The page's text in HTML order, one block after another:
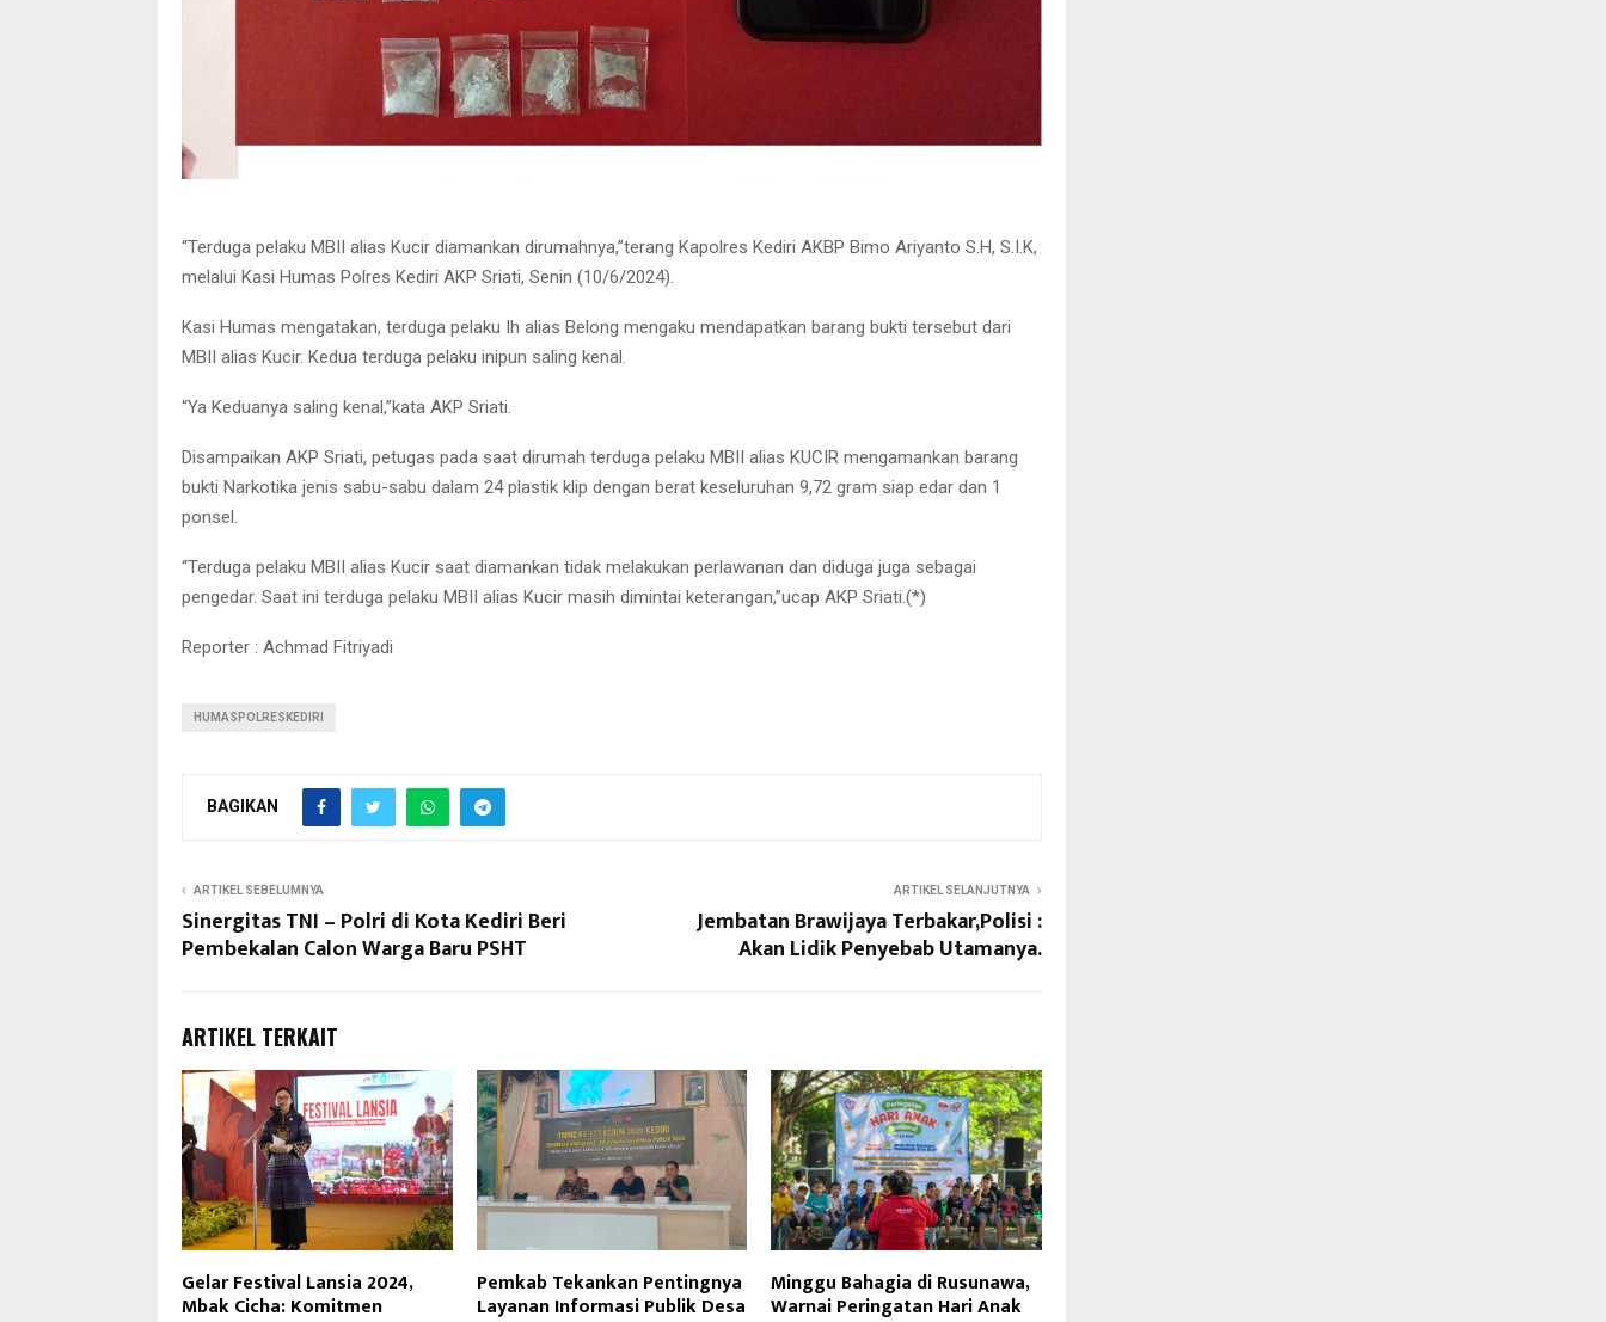
“Terduga pelaku MBII alias Kucir diamankan dirumahnya,”terang Kapolres Kediri AKBP Bimo Ariyanto S.H, S.I.K,
melalui Kasi Humas Polres Kediri AKP Sriati, Senin (10/6/2024).
Kasi Humas mengatakan, terduga pelaku Ih alias Belong mengaku mendapatkan barang bukti tersebut dari
MBII alias Kucir. Kedua terduga pelaku inipun saling kenal.
“Ya Keduanya saling kenal,”kata AKP Sriati.
Disampaikan AKP Sriati, petugas pada saat dirumah terduga pelaku MBII alias KUCIR mengamankan barang
bukti Narkotika jenis sabu-sabu dalam 24 plastik klip dengan berat keseluruhan 9,72 gram siap edar dan 1
ponsel.
“Terduga pelaku MBII alias Kucir saat diamankan tidak melakukan perlawanan dan diduga juga sebagai
pengedar. Saat ini terduga pelaku MBII alias Kucir masih dimintai keterangan,”ucap AKP Sriati.(*)
Reporter : Achmad Fitriyadi
HUMASPOLRESKEDIRI
BAGIKAN
ARTIKEL SEBELUMNYA
Sinergitas TNI – Polri di Kota Kediri Beri
Pembekalan Calon Warga Baru PSHT
ARTIKEL SELANJUTNYA
Jembatan Brawijaya Terbakar,Polisi :
Akan Lidik Penyebab Utamanya.
ARTIKEL TERKAIT
Gelar Festival Lansia 2024,
Mbak Cicha: Komitmen
Pemkab Tekankan Pentingnya
Layanan Informasi Publik Desa
Minggu Bahagia di Rusunawa,
Warnai Peringatan Hari Anak